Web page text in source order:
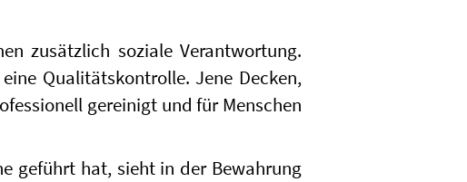
zusätzlich soziale Verantwortung.
Qualitätskontrolle. Jene Decken,
gereinigt und für Menschen
geführt hat, sieht in der Bewahrung